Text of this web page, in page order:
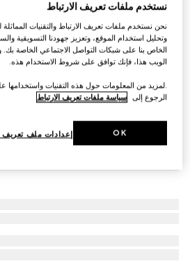
قبعة من القش مع تفصيل مضلّع
نستخدم ملفات تعريف الارتباط
نحن نستخدم ملفات تعريف الارتباط والتقنيات
وتحليل استخدام الموقع، وتعزيز جهودنا التسويقية
الخاص بنا على شبكات التواصل الاجتماعي الخاصة بك.
الويب هذا، فإنك توافق على شروط الاستخدام هذه.
.لمزيد من المعلومات حول هذه التقنيات واستخدامها
الرجوع إلى سياسة ملفات تعريف الارتباط
إعدادات ملف تعريف OK